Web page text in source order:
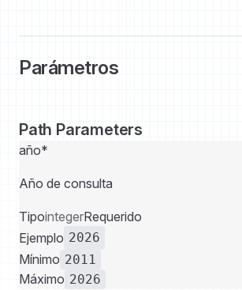
Parámetros
Path Parameters
año*
Año de consulta
TipointegerRequerido
Ejemplo 2026
Mínimo 2011
Máximo 2026